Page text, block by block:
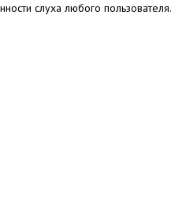
слуха любого пользователя.